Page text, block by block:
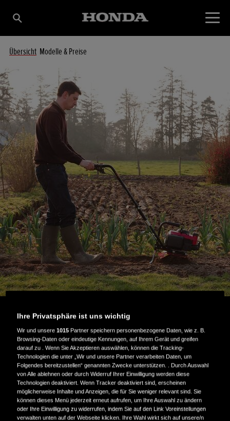
Übersicht Modelle & Preise
Mikro-Motorhacken: klein und robust
Klein aber leistungsstark: Unsere Mikro-Motorhacken sind
ideal für das Umgraben kleiner Gemüse- und
Blumenbeete.
TECHNISCHE DATEN
Ihre Privatsphäre ist uns wichtig
Wir und unsere1015 Partner speichern personenbezogene Daten, wie z. B.
Browsing-Daten oder eindeutige Kennungen, auf Ihrem Gerät und greifen
darauf zu . Wenn Sie Akzeptieren auswählen, können die Tracking-
Technologien die unter „Wir und unsere Partner verarbeiten Daten, um
Folgendes bereitzustellen“ genannten Zwecke unterstützen. . Durch Auswahl
von Alle ablehnen oder durch Widerruf Ihrer Einwilligung werden diese
Technologien deaktiviert. Wenn Tracker deaktiviert sind, erscheinen
möglicherweise Inhalte und Anzeigen, die für Sie weniger relevant sind. Sie
können dieses Menü jederzeit erneut aufrufen, um Ihre Auswahl zu ändern
oder Ihre Einwilligung zu widerrufen, indem Sie auf den Link Voreinstellungen
verwalten unten auf der Webseite klicken. Ihre Wahl wirkt sich auf unsere/n